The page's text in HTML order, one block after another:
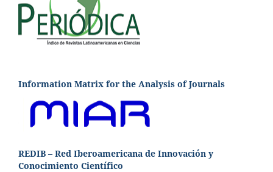
Information Matrix for the Analysis of Journals
REDIB – Red Iberoamericana de Innovación y
Conocimiento Científico